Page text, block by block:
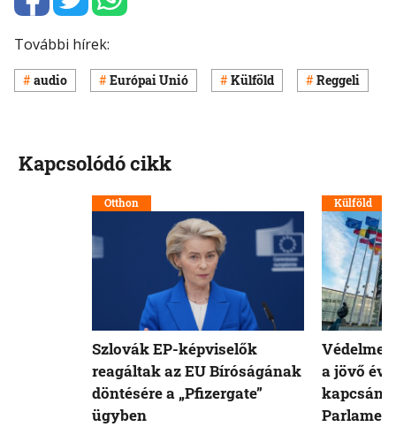
További hírek:
audio Európai Unió Külföld Reggeli
Kapcsolódó cikk
Otthon
Szlovák EP-képviselők
reagáltak az EU Bíróságának
döntésére a „Pfizergate”
ügyben
Külföld
Védelmet
a jövő évi
kapcsán
Parlament